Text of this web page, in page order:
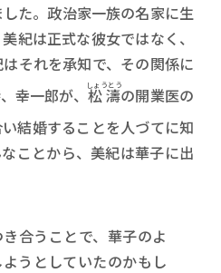
た。政治家一族の名家に生
紀は正式な彼女ではなく、
それを承知で、その関係に
幸一郎が、 松濤
しょうとうの開業医の
結婚することを人づてに知
ことから、美紀は華子に出
合うことで、華子のよ
うとしていたのかもし